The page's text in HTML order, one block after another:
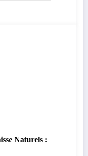
Naturels :